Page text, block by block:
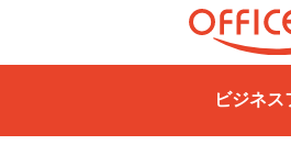
H
e
ビジネス